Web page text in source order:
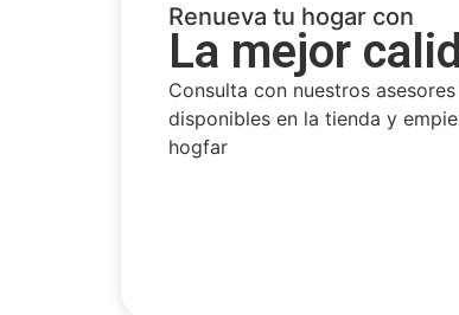
Renueva tu hogar con
La mejor
Consulta con nuestros
disponibles en la tienda y
hogfar